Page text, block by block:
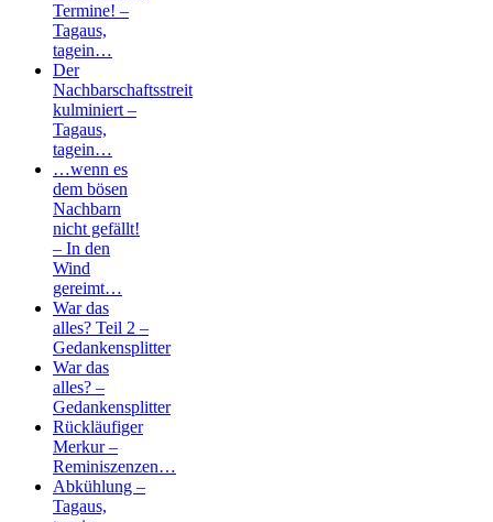
Termine! –
Tagaus,
tagein…
Der
Nachbarschaftsstreit
kulminiert –
Tagaus,
tagein…
…wenn es
dem bösen
Nachbarn
nicht gefällt!
– In den
Wind
gereimt…
War das
alles? Teil 2 –
Gedankensplitter
War das
alles? –
Gedankensplitter
Rückläufiger
Merkur –
Reminiszenzen…
Abkühlung –
Tagaus,